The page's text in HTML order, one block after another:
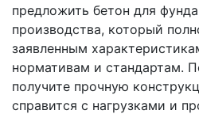
предложить бетон для
производства, который
заявленным
нормативам и стандартам.
получите прочную
справится с нагрузками и